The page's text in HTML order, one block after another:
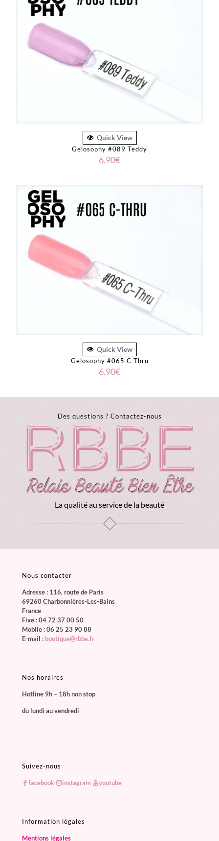
Quick View
Gelosophy #089 Teddy
6.90€
Quick View
Gelosophy #065 C-Thru
6.90€
Des questions ? Contactez-nous
La qualité au service de la beauté
Nous contacter
Adresse : 116, route de Paris
69260 Charbonnières-Les-Bains
France
Fixe :04 72 37 00 50
Mobile :06 25 23 90 88
E-mail : boutique@rbbe.fr
Nos horaires
Hotline 9h – 18h non stop
du lundi au vendredi
Suivez-nous
facebook instagram youtube
Information légales
Mentions légales